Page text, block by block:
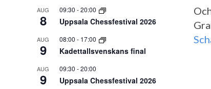
AUG
8
09:30 -20:00
Uppsala Chessfestival 2026
AUG
9
08:00 - 17:00
Kadettallsvenskans final
AUG
9
09:30 -20:00
Uppsala Chessfestival 2026